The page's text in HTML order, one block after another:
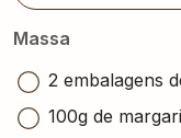
Massa
2 embalagens
100g de